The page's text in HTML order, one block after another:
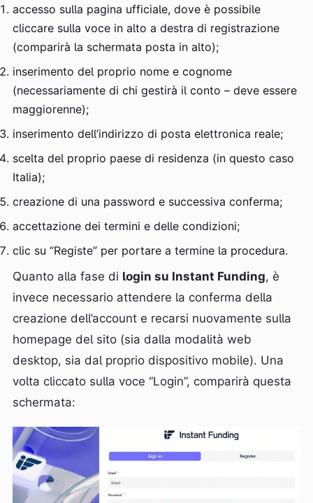
accesso sulla pagina ufficiale, dove è possibile
cliccare sulla voce in alto a destra di registrazione
(comparirà la schermata posta in alto);
inserimento del proprio nome e cognome
(necessariamente di chi gestirà il conto – deve essere
maggiorenne);
inserimento dell’indirizzo di posta elettronica reale;
scelta del proprio paese di residenza (in questo caso
Italia);
creazione di una password e successiva conferma;
accettazione dei termini e delle condizioni;
clic su “Registe” per portare a termine la procedura.
Quanto alla fase di login su Instant Funding, è
invece necessario attendere la conferma della
creazione dell’account e recarsi nuovamente sulla
homepage del sito (sia dalla modalità web
desktop, sia dal proprio dispositivo mobile). Una
volta cliccato sulla voce “Login”, comparirà questa
schermata: